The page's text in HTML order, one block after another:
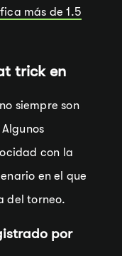
más de 1.5
trick en
siempre son
con la
en el que
del torneo.
por